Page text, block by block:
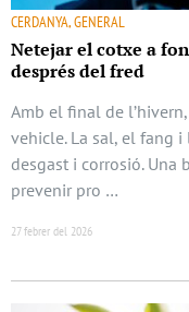
CERDANYA, GENERAL
Netejar el cotxe a
després del fred
Amb el final de
vehicle. La sal, el fang
desgast i corrosió. Una
prevenir pro …
27 febrer del 2026